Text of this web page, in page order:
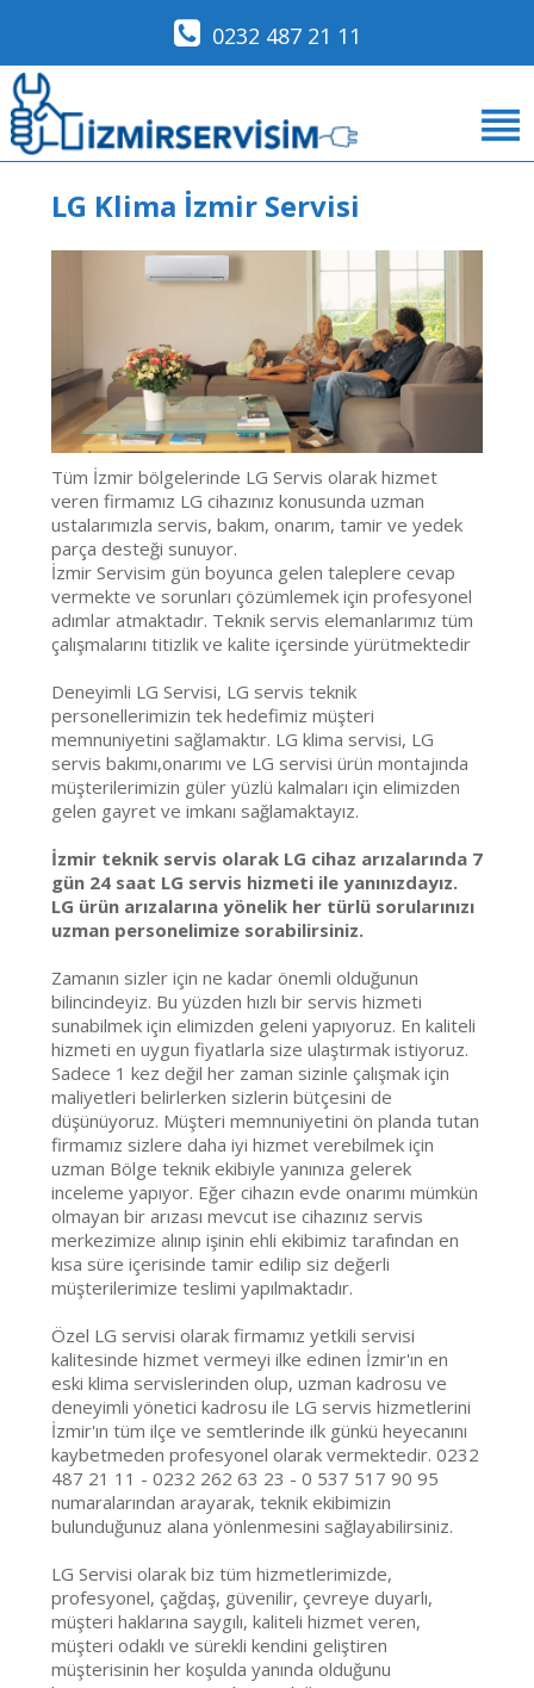
0232 487 21 11
LG Klima İzmir Servisi
Tüm İzmir bölgelerinde LG Servis olarak hizmet
veren firmamız LG cihazınız konusunda uzman
ustalarımızla servis, bakım, onarım, tamir ve yedek
parça desteği sunuyor.
İzmir Servisim gün boyunca gelen taleplere cevap
vermekte ve sorunları çözümlemek için profesyonel
adımlar atmaktadır. Teknik servis elemanlarımız tüm
çalışmalarını titizlik ve kalite içersinde yürütmektedir
Deneyimli LG Servisi, LG servis teknik
personellerimizin tek hedefimiz müşteri
memnuniyetini sağlamaktır. LG klima servisi, LG
servis bakımı,onarımı ve LG servisi ürün montajında
müşterilerimizin güler yüzlü kalmaları için elimizden
gelen gayret ve imkanı sağlamaktayız.
İzmir teknik servis olarak LG cihaz arızalarında 7
gün 24 saat LG servis hizmeti ile yanınızdayız.
LG ürün arızalarına yönelik her türlü sorularınızı
uzman personelimize sorabilirsiniz.
Zamanın sizler için ne kadar önemli olduğunun
bilincindeyiz. Bu yüzden hızlı bir servis hizmeti
sunabilmek için elimizden geleni yapıyoruz. En kaliteli
hizmeti en uygun fiyatlarla size ulaştırmak istiyoruz.
Sadece 1 kez değil her zaman sizinle çalışmak için
maliyetleri belirlerken sizlerin bütçesini de
düşünüyoruz. Müşteri memnuniyetini ön planda tutan
firmamız sizlere daha iyi hizmet verebilmek için
uzman Bölge teknik ekibiyle yanınıza gelerek
inceleme yapıyor. Eğer cihazın evde onarımı mümkün
olmayan bir arızası mevcut ise cihazınız servis
merkezimize alınıp işinin ehli ekibimiz tarafından en
kısa süre içerisinde tamir edilip siz değerli
müşterilerimize teslimi yapılmaktadır.
Özel LG servisi olarak firmamız yetkili servisi
kalitesinde hizmet vermeyi ilke edinen İzmir'ın en
eski klima servislerinden olup, uzman kadrosu ve
deneyimli yönetici kadrosu ile LG servis hizmetlerini
İzmir'ın tüm ilçe ve semtlerinde ilk günkü heyecanını
kaybetmeden profesyonel olarak vermektedir. 0232
487 21 11 - 0232 262 63 23 - 0 537 517 90 95
numaralarından arayarak, teknik ekibimizin
bulunduğunuz alana yönlenmesini sağlayabilirsiniz.
LG Servisi olarak biz tüm hizmetlerimizde,
profesyonel, çağdaş, güvenilir, çevreye duyarlı,
müşteri haklarına saygılı, kaliteli hizmet veren,
müşteri odaklı ve sürekli kendini geliştiren
müşterisinin her koşulda yanında olduğunu